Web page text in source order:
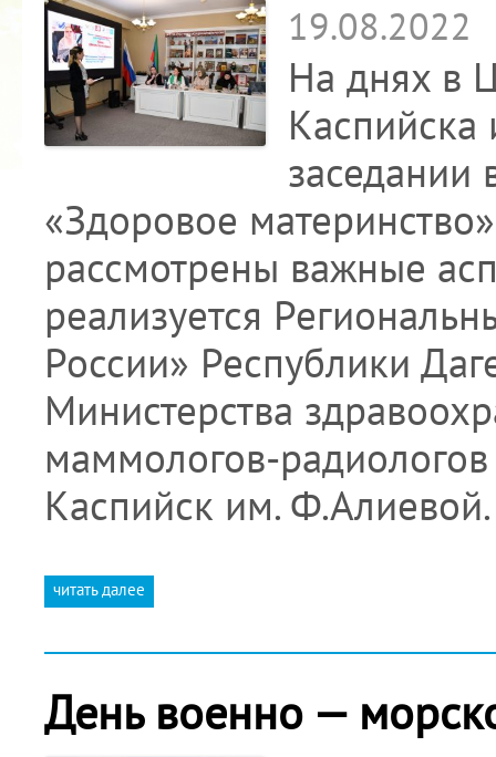
19.08.2022
На днях в
заседании
«Здоровое
рассмотрены важные
реализуется
России» Республики
Министерства
маммологов-
Каспийск им.
читать далее
День военно —